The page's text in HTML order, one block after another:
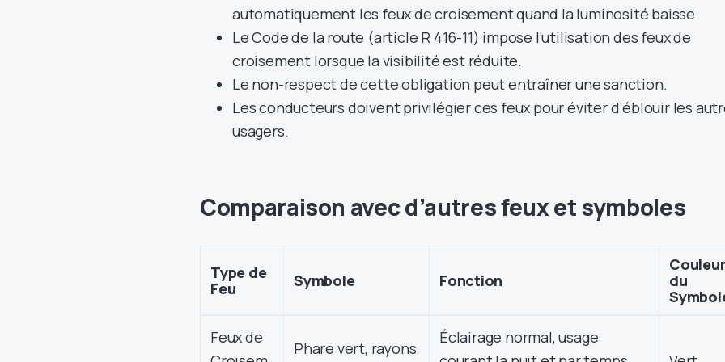
automatiquement les feux de croisement quand la luminosité baisse.
Le Code de la route (article R 416-11) impose l’utilisation des feux de
croisement lorsque la visibilité est réduite.
Le non-respect de cette obligation peut entraîner une sanction.
Les conducteurs doivent privilégier ces feux pour éviter d’éblouir les
usagers.
Comparaison avec d’autres feux et symboles
Type de
Feu
Symbole Fonction
Couleur
du
Feux de
Phare vert, rayons
Éclairage normal, usage